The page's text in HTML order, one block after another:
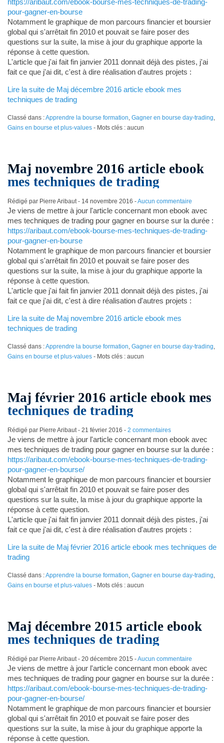
https://aribaut.com/ebook-bourse-mes-techniques-de-trading-
pour-gagner-en-bourse
Notamment le graphique de mon parcours financier et boursier
global qui s'arrêtait fin 2010 et pouvait se faire poser des
questions sur la suite, la mise à jour du graphique apporte la
réponse à cette question.
L'article que j'ai fait fin janvier 2011 donnait déjà des pistes, j'ai
fait ce que j'ai dit, c'est à dire réalisation d'autres projets :
Lire la suite de Maj décembre 2016 article ebook mes
techniques de trading
Classé dans :Apprendre la bourse formation, Gagner en bourse day-trading,
Gains en bourse et plus-values- Mots clés : aucun
Maj novembre 2016 article ebook
mes techniques de trading
Rédigé par Pierre Aribaut - 14 novembre 2016 -Aucun commentaire
Je viens de mettre à jour l'article concernant mon ebook avec
mes techniques de trading pour gagner en bourse sur la durée :
https://aribaut.com/ebook-bourse-mes-techniques-de-trading-
pour-gagner-en-bourse
Notamment le graphique de mon parcours financier et boursier
global qui s'arrêtait fin 2010 et pouvait se faire poser des
questions sur la suite, la mise à jour du graphique apporte la
réponse à cette question.
L'article que j'ai fait fin janvier 2011 donnait déjà des pistes, j'ai
fait ce que j'ai dit, c'est à dire réalisation d'autres projets :
Lire la suite de Maj novembre 2016 article ebook mes
techniques de trading
Classé dans :Apprendre la bourse formation, Gagner en bourse day-trading,
Gains en bourse et plus-values- Mots clés : aucun
Maj février 2016 article ebook mes
techniques de trading
Rédigé par Pierre Aribaut - 21 février 2016 - 2 commentaires
Je viens de mettre à jour l'article concernant mon ebook avec
mes techniques de trading pour gagner en bourse sur la durée :
https://aribaut.com/ebook-bourse-mes-techniques-de-trading-
pour-gagner-en-bourse/
Notamment le graphique de mon parcours financier et boursier
global qui s'arrêtait fin 2010 et pouvait se faire poser des
questions sur la suite, la mise à jour du graphique apporte la
réponse à cette question.
L'article que j'ai fait fin janvier 2011 donnait déjà des pistes, j'ai
fait ce que j'ai dit, c'est à dire réalisation d'autres projets :
Lire la suite de Maj février 2016 article ebook mes techniques de
trading
Classé dans :Apprendre la bourse formation Gagner en bourse day-trading
Gains en bourse et plus-values- Mots clés : aucun
Maj décembre 2015 article ebook
mes techniques de trading
Rédigé par Pierre Aribaut - 20 décembre 2015 -Aucun commentaire
Je viens de mettre à jour l'article concernant mon ebook avec
mes techniques de trading pour gagner en bourse sur la durée :
https://aribaut.com/ebook-bourse-mes-techniques-de-trading-
pour-gagner-en-bourse/
Notamment le graphique de mon parcours financier et boursier
global qui s'arrêtait fin 2010 et pouvait se faire poser des
questions sur la suite, la mise à jour du graphique apporte la
réponse à cette question.